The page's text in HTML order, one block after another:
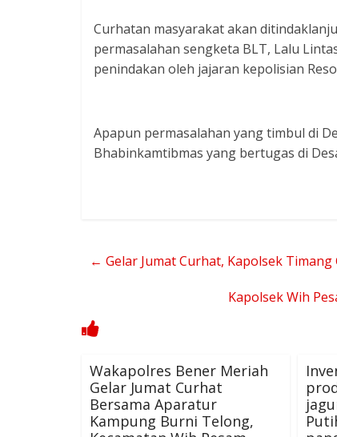
Curhatan masyarakat akan
permasalahan sengketa BLT, Lalu
penindakan oleh jajaran kepolisian
Apapun permasalahan yang timbul di
Bhabinkamtibmas yang bertugas di
← Gelar Jumat Curhat, Kapolsek
Kapolsek Wih
Wakapolres Bener Meriah
Gelar Jumat Curhat
Bersama Aparatur
Kampung Burni Telong,